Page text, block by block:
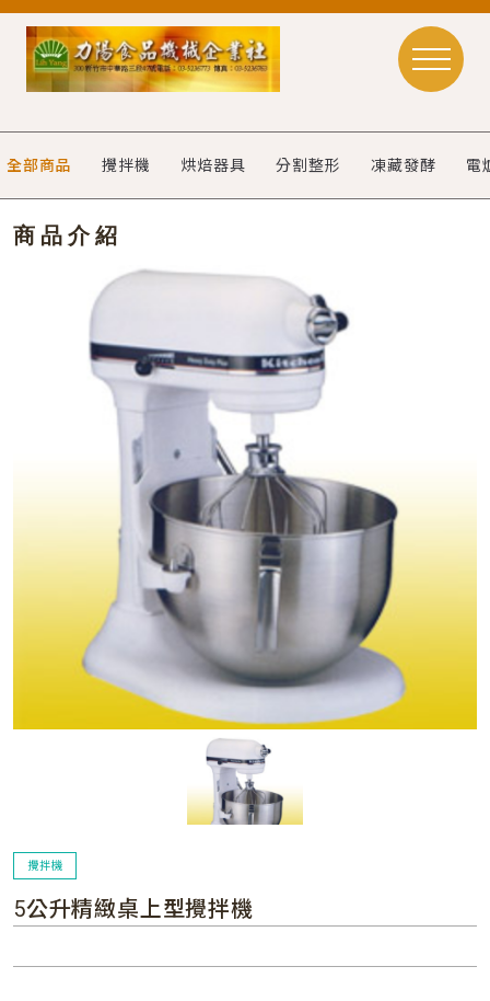
全部商品 攪拌機 烘焙器具 分割整形 凍藏發酵 電
商品介紹
攪拌機
5公升精緻桌上型攪拌機